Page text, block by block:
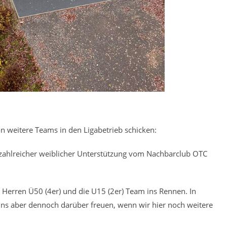
weitere Teams in den Ligabetrieb schicken:
weiblicher Unterstützung vom Nachbarclub OTC
Ü50 (4er) und die U15 (2er) Team ins Rennen. In
aber dennoch darüber freuen, wenn wir hier noch weitere